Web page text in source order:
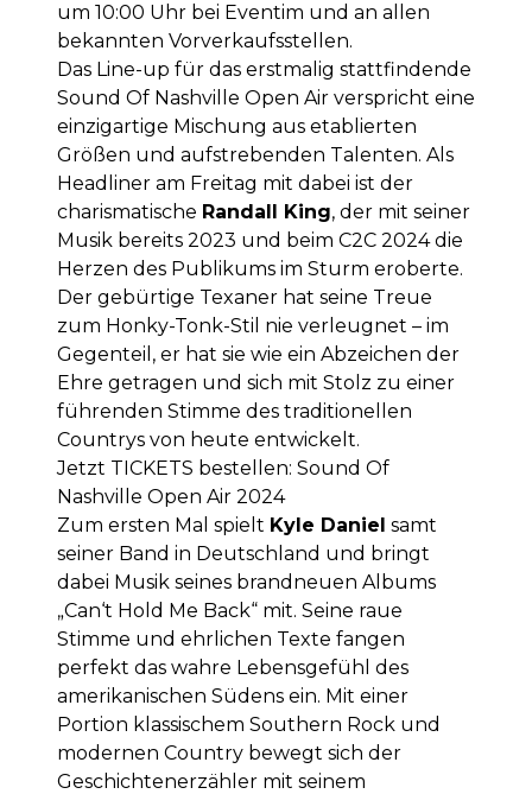
um 10:00 Uhr bei Eventim und an allen
bekannten Vorverkaufsstellen.
Das Line-up für das erstmalig stattfindende
Sound Of Nashville Open Air verspricht eine
einzigartige Mischung aus etablierten
Größen und aufstrebenden Talenten. Als
Headliner am Freitag mit dabei ist der
charismatische Randall King, der mit seiner
Musik bereits 2023 und beim C2C 2024 die
Herzen des Publikums im Sturm eroberte.
Der gebürtige Texaner hat seine Treue
zum Honky-Tonk-Stil nie verleugnet – im
Gegenteil, er hat sie wie ein Abzeichen der
Ehre getragen und sich mit Stolz zu einer
führenden Stimme des traditionellen
Countrys von heute entwickelt.
Jetzt TICKETS bestellen: Sound Of
Nashville Open Air 2024
Zum ersten Mal spielt Kyle Daniel samt
seiner Band in Deutschland und bringt
dabei Musik seines brandneuen Albums
„Can‘t Hold Me Back“ mit. Seine raue
Stimme und ehrlichen Texte fangen
perfekt das wahre Lebensgefühl des
amerikanischen Südens ein. Mit einer
Portion klassischem Southern Rock und
modernen Country bewegt sich der
Geschichtenerzähler mit seinem